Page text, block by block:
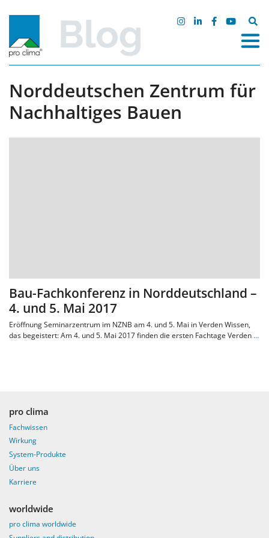
Inhalt
Suche
nach:
Norddeutschen Zentrum für
Nachhaltiges Bauen
Bau-Fachkonferenz in Norddeutschland –
4. und 5. Mai 2017
Eröffnung Seminarzentrum im NZNB am 4. und 5. Mai in Verden Wissen,
das begeistert: Am 4. und 5. Mai 2017 finden die ersten Fachtage Verden …
pro clima
Fachwissen
Wirkung
System-Produkte
Über uns
Karriere
worldwide
pro clima worldwide